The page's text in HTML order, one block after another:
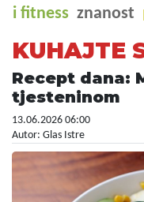
i fitness znanost
KUHAJTE
Recept dana:
tjesteninom
13.06.2026 06:00
Autor: Glas Istre